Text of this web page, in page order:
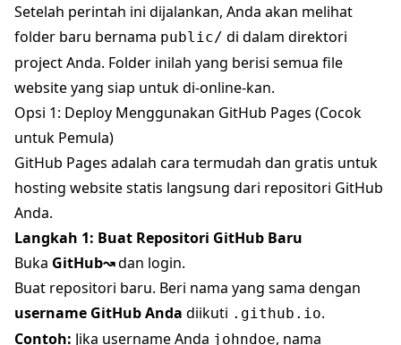
Setelah perintah ini dijalankan, Anda akan melihat
folder baru bernama public/ di dalam direktori
project Anda. Folder inilah yang berisi semua file
website yang siap untuk di-online-kan.
Opsi 1: Deploy Menggunakan GitHub Pages (Cocok
untuk Pemula)
GitHub Pages adalah cara termudah dan gratis untuk
hosting website statis langsung dari repositori GitHub
Anda.
Langkah 1: Buat Repositori GitHub Baru
Buka GitHub↝dan login.
Buat repositori baru. Beri nama yang sama dengan
username GitHub Anda diikuti .github.io.
Contoh: Jika username Anda johndoe, nama